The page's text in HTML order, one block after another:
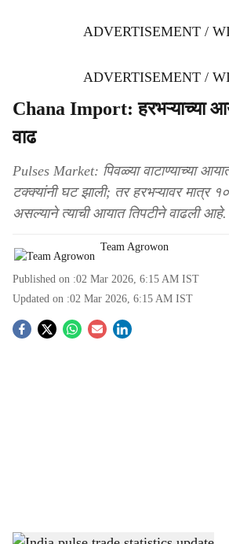
ADVERTISEMENT /
ADVERTISEMENT /
Chana Import: हरभऱ्याच्या
वाढ
Pulses Market: पिवळ्या वाटाण्याच्या
टक्क्यांनी घट झाली; तर हरभऱ्यावर
असल्याने त्याची आयात तिपटीने वाढली आहे.
Team Agrowon
Published on :02 Mar 2026, 6:15 AM IST
Updated on :02 Mar 2026, 6:15 AM IST
S